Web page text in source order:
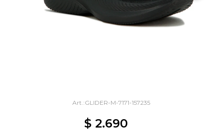
GLIDER-M-7171-157235
$ 2.690